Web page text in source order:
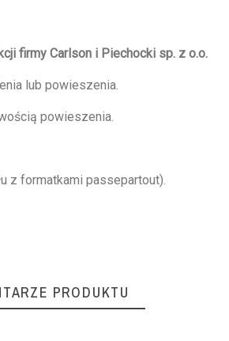
firmy Carlson i Piechocki sp. z o.o.
lub powieszenia.
powieszenia.
z formatkami passepartout).
PRODUKTU